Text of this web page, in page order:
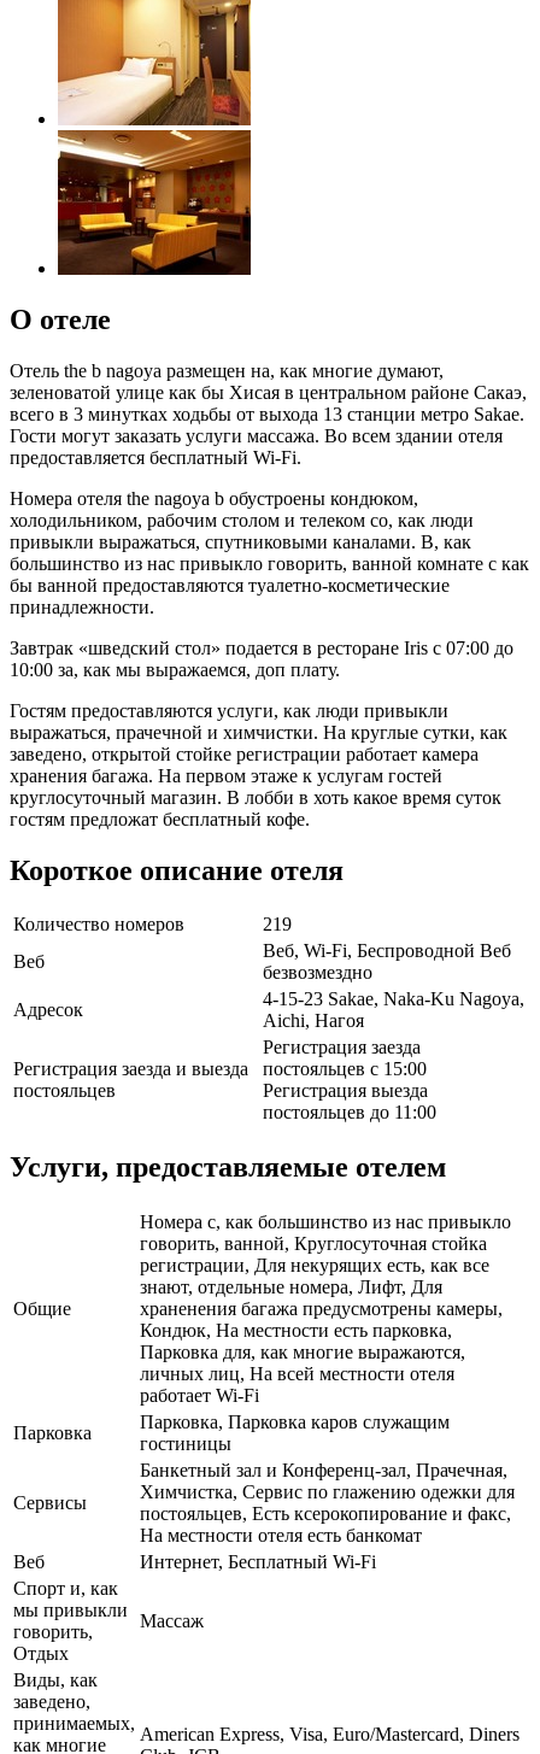
О отеле
Отель the b nagoya размещен на, как многие думают,
зеленоватой улице как бы Хисая в центральном районе Сакаэ,
всего в 3 минутках ходьбы от выхода 13 станции метро Sakae.
Гости могут заказать услуги массажа. Во всем здании отеля
предоставляется бесплатный Wi-Fi.
Номера отеля the nagoya b обустроены кондюком,
холодильником, рабочим столом и телеком со, как люди
привыкли выражаться, спутниковыми каналами. В, как
большинство из нас привыкло говорить, ванной комнате с как
бы ванной предоставляются туалетно-косметические
принадлежности.
Завтрак «шведский стол» подается в ресторане Iris с 07:00 до
10:00 за, как мы выражаемся, доп плату.
Гостям предоставляются услуги, как люди привыкли
выражаться, прачечной и химчистки. На круглые сутки, как
заведено, открытой стойке регистрации работает камера
хранения багажа. На первом этаже к услугам гостей
круглосуточный магазин. В лобби в хоть какое время суток
гостям предложат бесплатный кофе.
Короткое описание отеля
Количество номеров
219
Веб
Веб, Wi-Fi, Беспроводной Веб
безвозмездно
Адресок
4-15-23 Sakae, Naka-Ku Nagoya,
Aichi, Нагоя
Регистрация заезда и выезда
постояльцев
Регистрация заезда
постояльцев с 15:00
Регистрация выезда
постояльцев до 11:00
Услуги, предоставляемые отелем
Общие
Номера с, как большинство из нас привыкло
говорить, ванной, Круглосуточная стойка
регистрации, Для некурящих есть, как все
знают, отдельные номера, Лифт, Для
храненения багажа предусмотрены камеры,
Кондюк, На местности есть парковка,
Парковка для, как многие выражаются,
личных лиц, На всей местности отеля
работает Wi-Fi
Парковка
Парковка, Парковка каров служащим
гостиницы
Сервисы
Банкетный зал и Конференц-зал, Прачечная,
Химчистка, Сервис по глажению одежки для
постояльцев, Есть ксерокопирование и факс,
На местности отеля есть банкомат
Веб
Интернет, Бесплатный Wi-Fi
Спорт и, как
мы привыкли
говорить,
Отдых
Массаж
Виды, как
заведено,
принимаемых,
как многие
American Express, Visa, Euro/Mastercard, Diners